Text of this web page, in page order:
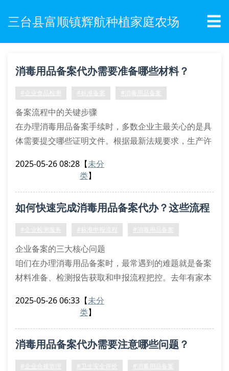
三台县富顺镇辉航种植家庭农场 ☰
消毒用品备案代办需要准备哪些材料？
#企业食品检测 #标准备案 #消毒用品备案
备案流程中的关键步骤
在办理消毒用品备案手续时，多数企业主最关心的是具
体需要提交哪些证明文件。根据最新法规要求，生产许
别要注意的是，产品检测报告必须由具备cma资质的实
企业资质文件：营业执照副本需加盖公章，生产场地租
赁合同或产权证明要确保在有效期内
2025-05-26 08:28 【未分
类】
如何快速完成消毒用品备案代办？这些流程
必须知道
#企业检测服务 #标准申报流程 #消毒用品备案
企业备案的三大核心问题
咱们在办理消毒用品备案时，最常遇到的难题就是备案
材料准备、检测报告获取和申报流程把控。去年有家本
洗手液错报成医疗器械，导致整个项目延期三个月。
产/销售
产品分类判定：根据《消毒产品卫生安全评价规定》划
2025-05-26 06:33 【未分
类】
消毒用品备案代办需要注意哪些问题？
#企业合规管理 #卫生安全评价 #消毒用品备案